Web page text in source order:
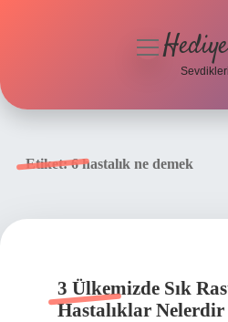
menüyü
Etiket:6 hastalık ne demek
3 Ülkemizde Sık
Hastalıklar Nelerdir